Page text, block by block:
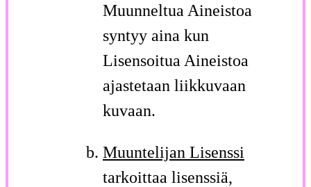
Muunneltua Aineistoa
syntyy aina kun
Lisensoitua Aineistoa
ajastetaan liikkuvaan
kuvaan.
Muuntelijan Lisenssi
tarkoittaa lisenssiä,